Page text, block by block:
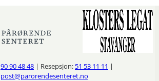
90 90 48 48 | Resepsjon: 51 53 11 11 |
post@parorendesenteret.no